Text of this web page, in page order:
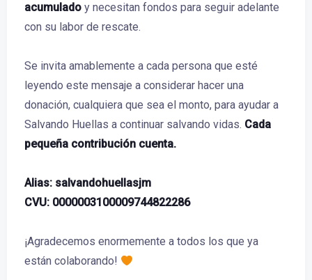
acumulado y necesitan fondos para seguir adelante
con su labor de rescate.
Se invita amablemente a cada persona que esté
leyendo este mensaje a considerar hacer una
donación, cualquiera que sea el monto, para ayudar a
Salvando Huellas a continuar salvando vidas. Cada
pequeña contribución cuenta.
Alias: salvandohuellasjm
CVU: 0000003100009744822286
¡Agradecemos enormemente a todos los que ya
están colaborando!